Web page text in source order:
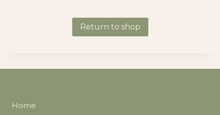
Return to shop
Home